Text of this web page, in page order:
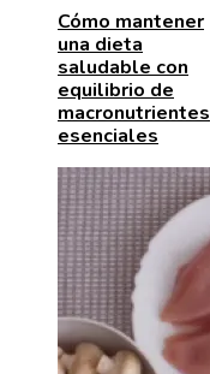
Cómo mantener
una dieta
saludable con
equilibrio de
macronutrientes
esenciales